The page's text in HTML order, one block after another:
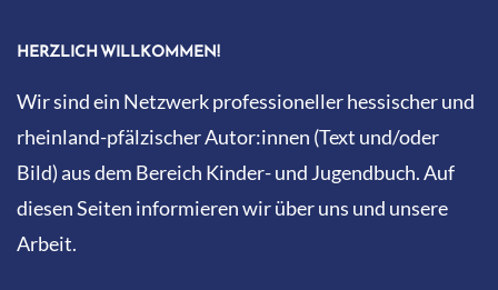
HERZLICH WILLKOMMEN!
Wir sind ein Netzwerk professioneller hessischer und
rheinland-pfälzischer Autor:innen (Text und/oder
Bild) aus dem Bereich Kinder- und Jugendbuch. Auf
diesen Seiten informieren wir über uns und unsere
Arbeit.